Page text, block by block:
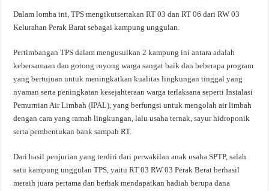
Dalam lomba ini, TPS mengikutsertakan RT 03 dan RT 06 dari RW 03
Kelurahan Perak Barat sebagai kampung unggulan.
Pertimbangan TPS dalam mengusulkan 2 kampung ini antara adalah
kebersamaan dan gotong royong warga sangat baik dan beberapa program
yang bertujuan untuk meningkatkan kualitas lingkungan tinggal yang
nyaman serta peningkatan kesejahteraan warga terlaksana seperti Instalasi
Pemurnian Air Limbah (IPAL), yang berfungsi untuk mengolah air limbah
dengan cara yang ramah lingkungan, lalu usaha ternak, sayur hidroponik
serta pembentukan bank sampah RT.
Dari hasil penjurian yang terdiri dari perwakilan anak usaha SPTP, salah
satu kampung unggulan TPS, yaitu RT 03 RW 03 Perak Berat berhasil
meraih juara pertama dan berhak mendapatkan hadiah berupa dana